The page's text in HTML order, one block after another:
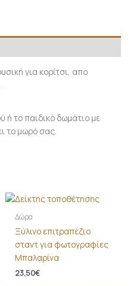
για κορίτσι, απο
ή το παιδικό δωμάτιο με
το μωρό σας.
Δώρα
Ξύλινο επιτραπέζιο
σταντ για φωτογραφίες
Μπαλαρίνα
23,50€